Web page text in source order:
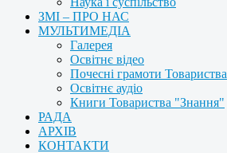
ЗМІ – ПРО НАС
МУЛЬТИМЕДІА
Галерея
Освітнє відео
Почесні грамоти Товариства
Освітнє аудіо
Книги Товариства "Знання"
РАДА
АРХІВ
КОНТАКТИ